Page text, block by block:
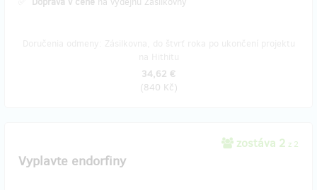
34,62 €
(840 Kč)
zostáva 2 z 2
Vyplavte endorfiny